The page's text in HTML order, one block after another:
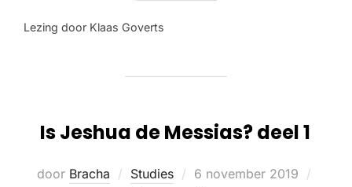
Lezing door Klaas Goverts
Is Jeshua de Messias? deel 1
door Bracha Studies
6 november 2019